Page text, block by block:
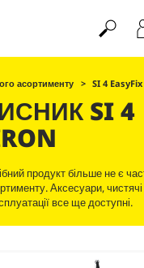
асортименту SI 4 EasyFix
SI 4
продукт більше не є
Аксесуари,
все ще доступні.